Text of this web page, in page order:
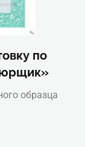
по
образца